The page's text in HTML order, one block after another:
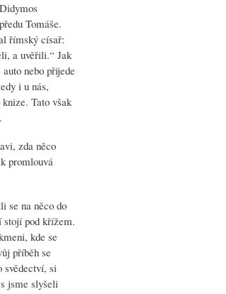
Tomáše.
římský císař:
a uvěřili.“ Jak
nebo přijede
i u nás,
Tato však
zda něco
promlouvá
se na něco do
stojí pod křížem.
kde se
příběh se
svědectví, si
jsme slyšeli